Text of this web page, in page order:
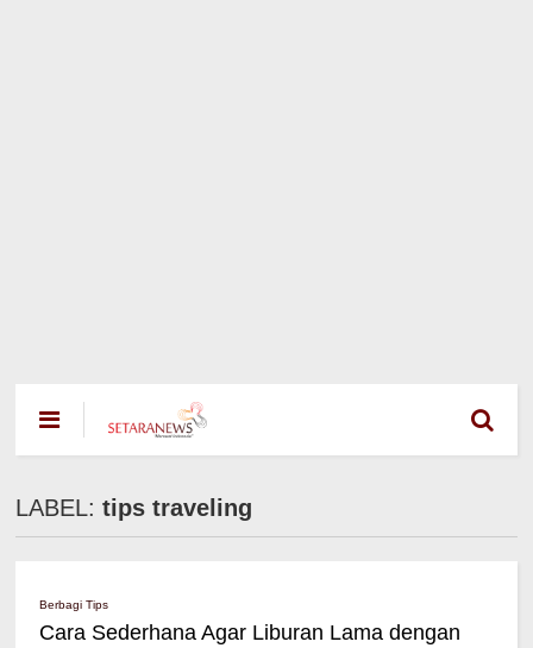
LABEL:tips traveling
Berbagi Tips
Cara Sederhana Agar Liburan Lama dengan